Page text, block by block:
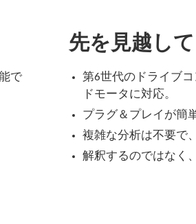
で
先を見越し
第6世代のドライブコ
ドモータに対応。
プラグ＆プレイが簡
複雑な分析は不要で
解釈するのではなく